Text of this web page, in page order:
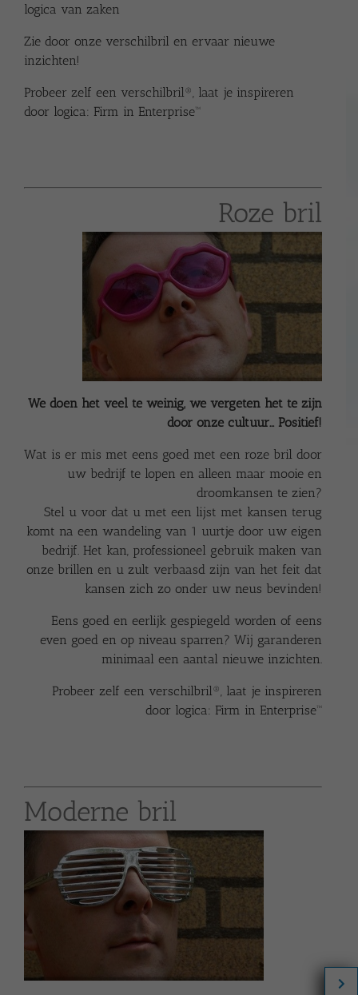
logica van zaken
Zie door onze verschilbril en ervaar nieuwe
inzichten!
Probeer zelf een verschilbril®, laat je inspireren
door logica: Firm in Enterprise™
Roze bril
We doen het veel te weinig, we vergeten het te zijn
door onze cultuur… Positief!
Wat is er mis met eens goed met een roze bril door
uw bedrijf te lopen en alleen maar mooie en
droomkansen te zien?
Stel u voor dat u met een lijst met kansen terug
komt na een wandeling van 1 uurtje door uw eigen
bedrijf. Het kan, professioneel gebruik maken van
onze brillen en u zult verbaasd zijn van het feit dat
kansen zich zo onder uw neus bevinden!
Eens goed en eerlijk gespiegeld worden of eens
even goed en op niveau sparren? Wij garanderen
minimaal een aantal nieuwe inzichten.
Probeer zelf een verschilbril®, laat je inspireren
door logica: Firm in Enterprise™
Moderne bril